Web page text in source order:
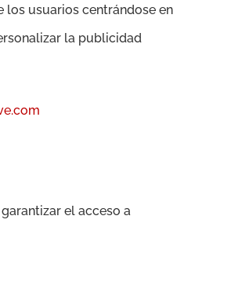
usuarios centrándose en
la publicidad
el acceso a